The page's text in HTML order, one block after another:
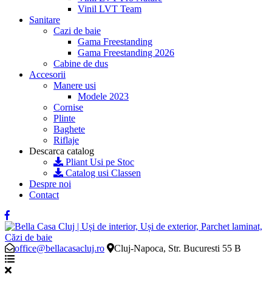
Vinil LVT Team
Sanitare
Cazi de baie
Gama Freestanding
Gama Freestanding 2026
Cabine de dus
Accesorii
Manere usi
Modele 2023
Cornise
Plinte
Baghete
Riflaje
Descarca catalog
Pliant Usi pe Stoc
Catalog usi Classen
Despre noi
Contact
office@bellacasacluj.ro Cluj-Napoca, Str. Bucuresti 55 B